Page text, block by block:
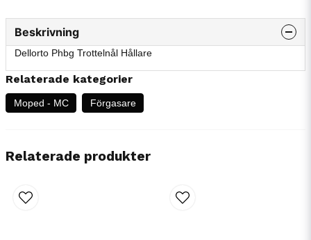
Beskrivning
Dellorto Phbg Trottelnål Hållare
Relaterade kategorier
Moped - MC Förgasare
Relaterade produkter